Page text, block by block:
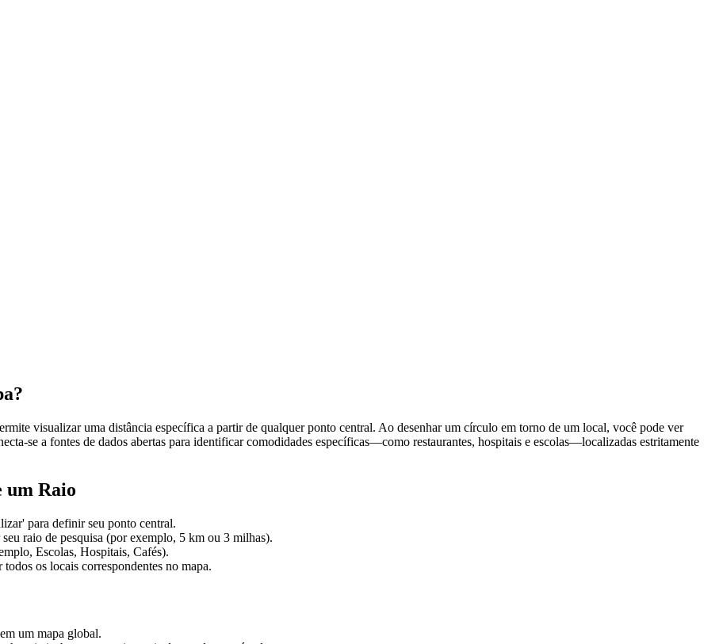
visualizar uma distância específica a partir de qualquer ponto central. Ao desenhar um círculo em torno de um local, você pode ver
se a fontes de dados abertas para identificar comodidades específicas—como restaurantes, hospitais e escolas—localizadas estritamente
um Raio
para definir seu ponto central.
raio de pesquisa (por exemplo, 5 km ou 3 milhas).
Escolas, Hospitais, Cafés).
os locais correspondentes no mapa.
um mapa global.